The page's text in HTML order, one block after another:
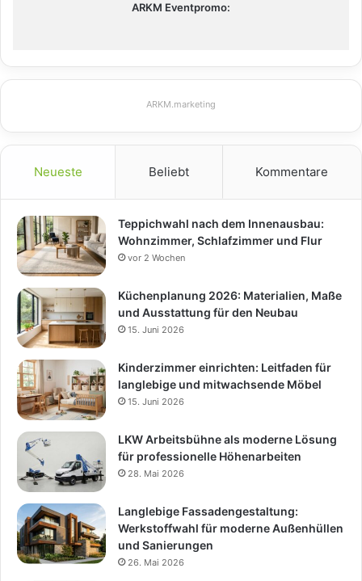
ARKM Eventpromo:
ARKM.marketing
Neueste Beliebt Kommentare
Teppichwahl nach dem Innenausbau:
Wohnzimmer, Schlafzimmer und Flur
vor 2 Wochen
Küchenplanung 2026: Materialien, Maße
und Ausstattung für den Neubau
15. Juni 2026
Kinderzimmer einrichten: Leitfaden für
langlebige und mitwachsende Möbel
15. Juni 2026
LKW Arbeitsbühne als moderne Lösung
für professionelle Höhenarbeiten
28. Mai 2026
Langlebige Fassadengestaltung:
Werkstoffwahl für moderne Außenhüllen
und Sanierungen
26. Mai 2026